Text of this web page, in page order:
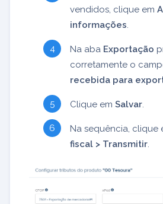
vendidos, clique em
informações
Na aba Exportação
corretamente o
recebida para
Clique em Salvar
Na sequência, clique
fiscal > Transmitir